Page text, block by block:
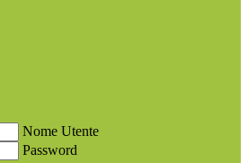
Nome Utente
Password